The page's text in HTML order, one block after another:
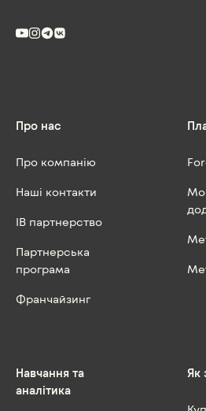
Про нас
Про компанію
Наші контакти
IB партнерство
Партнерська
програма
Франчайзинг
Навчання та
аналітика
Як